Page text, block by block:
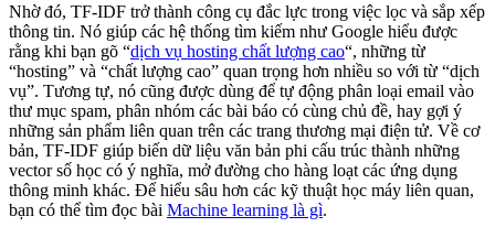
Nhờ đó, TF-IDF trở thành công cụ đắc lực trong việc lọc và sắp xếp
thông tin. Nó giúp các hệ thống tìm kiếm như Google hiểu được
rằng khi bạn gõ “dịch vụ hosting chất lượng cao“, những từ
“hosting” và “chất lượng cao” quan trọng hơn nhiều so với từ “dịch
vụ”. Tương tự, nó cũng được dùng để tự động phân loại email vào
thư mục spam, phân nhóm các bài báo có cùng chủ đề, hay gợi ý
những sản phẩm liên quan trên các trang thương mại điện tử. Về cơ
bản, TF-IDF giúp biến dữ liệu văn bản phi cấu trúc thành những
vector số học có ý nghĩa, mở đường cho hàng loạt các ứng dụng
thông minh khác. Để hiểu sâu hơn các kỹ thuật học máy liên quan,
bạn có thể tìm đọc bài Machine learning là gì.